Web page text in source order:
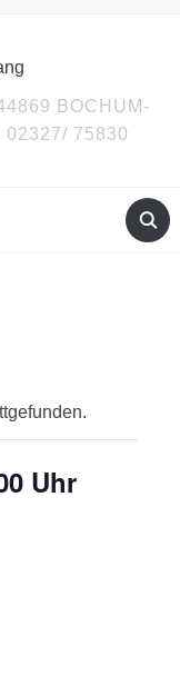
BOCHUM-
02327/ 75830
Uhr